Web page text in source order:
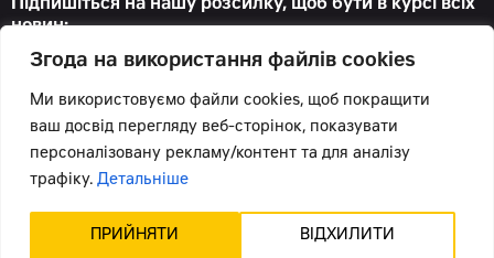
Згода на використання файлів cookies
Ми використовуємо файли cookies, щоб покращити
ваш досвід перегляду веб-сторінок, показувати
персоналізовану рекламу/контент та для аналізу
трафіку. Детальніше
ВІДХИЛИТИ
ПРИЙНЯТИ
Підпишіться на нашу розсилку, щоб бути в курсі всіх
новин:
Всі права захищені.
Підтримка сайту -